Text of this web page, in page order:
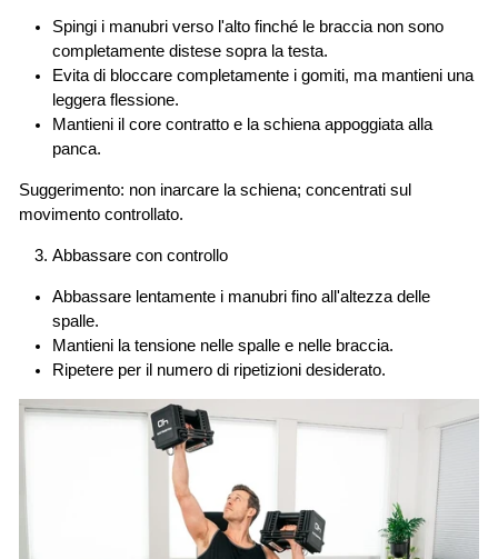
Spingi i manubri verso l'alto finché le braccia non sono
completamente distese sopra la testa.
Evita di bloccare completamente i gomiti, ma mantieni una
leggera flessione.
Mantieni il core contratto e la schiena appoggiata alla
panca.
Suggerimento: non inarcare la schiena; concentrati sul
movimento controllato.
Abbassare con controllo
Abbassare lentamente i manubri fino all'altezza delle
spalle.
Mantieni la tensione nelle spalle e nelle braccia.
Ripetere per il numero di ripetizioni desiderato.